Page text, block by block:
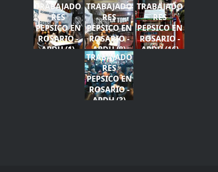
TRABAJADO
RES
PEPSICO EN
ROSARIO -
APDH (1)
TRABAJADO
RES
PEPSICO EN
ROSARIO -
APDH (8)
TRABAJADO
RES
PEPSICO EN
ROSARIO -
APDH (16)
TRABAJADO
RES
PEPSICO EN
ROSARIO -
APDH (3)